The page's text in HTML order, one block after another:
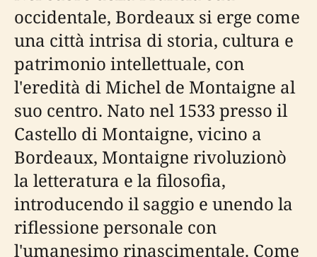
occidentale, Bordeaux si erge come
una città intrisa di storia, cultura e
patrimonio intellettuale, con
l'eredità di Michel de Montaigne al
suo centro. Nato nel 1533 presso il
Castello di Montaigne, vicino a
Bordeaux, Montaigne rivoluzionò
la letteratura e la filosofia,
introducendo il saggio e unendo la
riflessione personale con
l'umanesimo rinascimentale. Come